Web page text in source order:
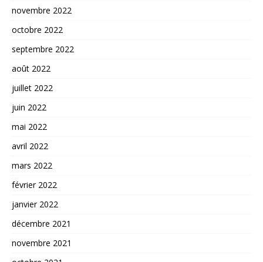
novembre 2022
octobre 2022
septembre 2022
août 2022
juillet 2022
juin 2022
mai 2022
avril 2022
mars 2022
février 2022
janvier 2022
décembre 2021
novembre 2021